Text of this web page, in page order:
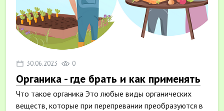
30.06.2023 0
Органика - где брать и как применять
Что такое органика Это любые виды органических
веществ, которые при перепревании преобразуются в